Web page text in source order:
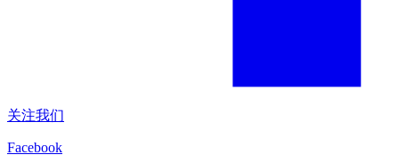
关注我们
Facebook